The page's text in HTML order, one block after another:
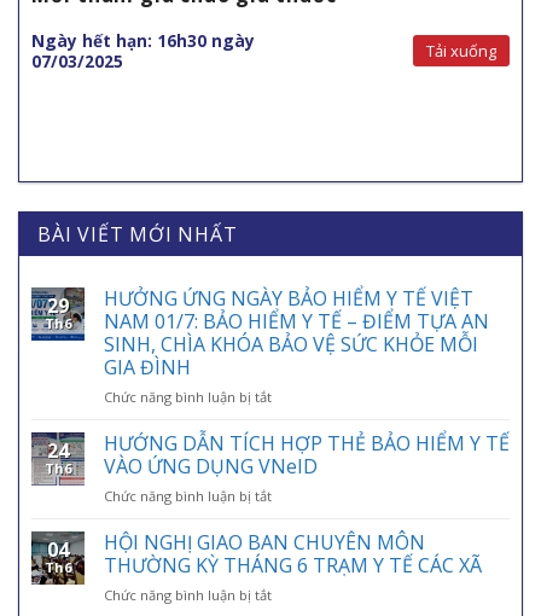
Ngày hết hạn: 16h30 ngày
07/03/2025
Tải xuống
BÀI VIẾT MỚI NHẤT
29
Th6
HƯỞNG ỨNG NGÀY BẢO HIỂM Y TẾ VIỆT
NAM 01/7: BẢO HIỂM Y TẾ – ĐIỂM TỰA AN
SINH, CHÌA KHÓA BẢO VỆ SỨC KHỎE MỖI
GIA ĐÌNH
Chức năng bình luận bị tắtở
ỨNG
NGÀY
BẢO
HIỂM
TẾ
VIỆT
01/7:
24
Th6
HƯỚNG DẪN TÍCH HỢP THẺ BẢO HIỂM Y TẾ
VÀO ỨNG DỤNG VNeID
Chức năng bình luận bị tắtở
DẪN
TÍCH
HỢP
THẺ
04
Th6
HỘI NGHỊ GIAO BAN CHUYÊN MÔN
THƯỜNG KỲ THÁNG 6 TRẠM Y TẾ CÁC XÃ
Chức năng bình luận bị tắtở